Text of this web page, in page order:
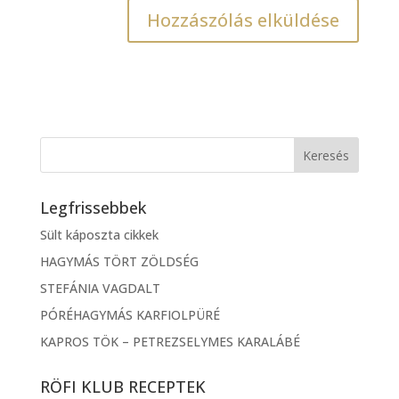
Legfrissebbek
Sült káposzta cikkek
HAGYMÁS TÖRT ZÖLDSÉG
STEFÁNIA VAGDALT
PÓRÉHAGYMÁS KARFIOLPÜRÉ
KAPROS TÖK – PETREZSELYMES KARALÁBÉ
RÖFI KLUB RECEPTEK